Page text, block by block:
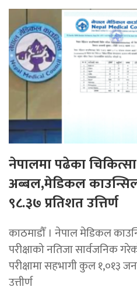
नेपालमा पढेका चिकित्सा
अब्बल,मेडिकल
९८.३७ प्रतिशत उत्तिर्ण
काठमाडौँ । नेपाल मेडिकल
परीक्षाको नतिजा सार्वजनिक
परीक्षामा सहभागी कुल १,०१३
उत्तीर्ण